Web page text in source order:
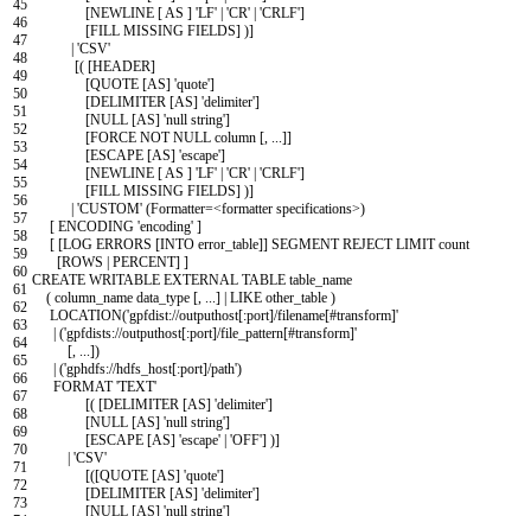
45
46
47
48
49
50
51
52
53
54
55
56
57
58
59
60
61
62
63
64
65
66
67
68
69
70
71
72
73
[NEWLINE [ AS ] 'LF' | 'CR' | 'CRLF']
[FILL MISSING FIELDS] )]
| 'CSV'
[( [HEADER]
[QUOTE [AS] 'quote']
[DELIMITER [AS] 'delimiter']
[NULL [AS] 'null string']
[FORCE NOT NULL column [ ]]
[ESCAPE [AS] 'escape']
[NEWLINE [ AS ] 'LF' | 'CR' | 'CRLF']
[FILL MISSING FIELDS] )]
| 'CUSTOM' (Formatter=<formatter specifications>)
[ ENCODING 'encoding' ]
[ [LOG ERRORS [INTO error_table]] SEGMENTREJECTLIMITcount
[ROWS | PERCENT] ]
CREATE WRITABLE EXTERNAL TABLE table_name
( column_name data type [ ] | LIKE other table )
LOCATION('gpfdist://outputhost[:port]/filename[#transform]'
| ('gpfdists://outputhost[:port]/file_pattern[#transform]'
[
])
| ('gphdfs://hdfs_host[:port]/path')
FORMAT 'TEXT'
[( [DELIMITER [AS] 'delimiter']
[NULL [AS] 'null string']
[ESCAPE [AS] 'escape' | 'OFF'] )]
| 'CSV'
[([QUOTE [AS] 'quote']
[DELIMITER [AS] 'delimiter']
[NULL [AS] 'null string']